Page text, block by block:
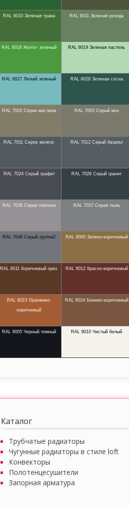
RAL 6010 Зеленая трава RAL 6011 Зеленая резеда
RAL 6018 Желто- зеленый RAL 6019 Зеленая пастель
RAL 6027 Легкий зеленый RAL 6028 Зеленая сосна
RAL 7002 Серая маслина RAL 7003 Серый мох
RAL 7011 Серое железо RAL 7012 Серый базальт
RAL 7024 Серый графит RAL 7026 Серый гранит
RAL 7036 Серая платина RAL 7037 Серая пыль
RAL 7046 Серый группа2 RAL 8000 Зелено-коричневый
RAL 8011 Коричневый орех RAL 8012 Красно-коричневый
RAL 8023 Оранжево-
коричневый
RAL 8024 Бежево-коричневый
RAL 9005 Черный темный RAL 9010 Чистый белый
Каталог
Трубчатые радиаторы
Чугунные радиаторы в стиле loft
Конвекторы
Полотенцесушители
Запорная арматура